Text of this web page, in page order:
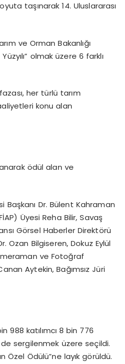
taşınarak 14. Uluslararası
ve Orman Bakanlığı
olmak üzere 6 farklı
her türlü tarım
konu alan
ödül alan ve
Başkanı Dr. Bülent Kahraman
Üyesi Reha Bilir, Savaş
Görsel Haberler Direktörü
Ozan Bilgiseren, Dokuz Eylül
ve Fotoğraf
Aytekin, Bağımsız Jüri
988 katılımcı 8 bin 776
de sergilenmek üzere seçildi.
Özel Ödülü”ne layık görüldü.